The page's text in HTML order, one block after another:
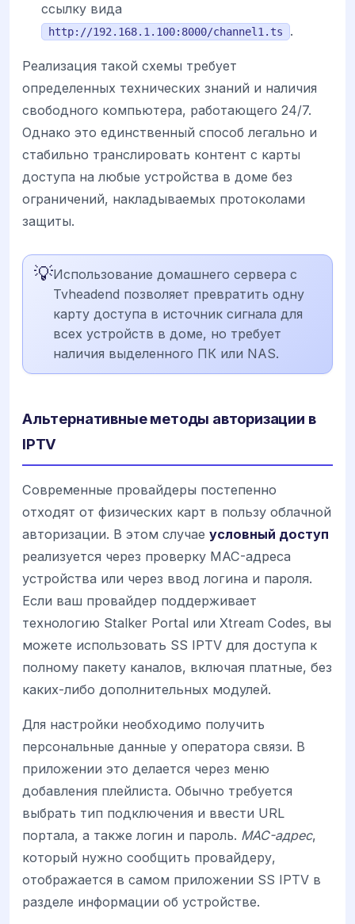
ссылку вида
http://192.168.1.100:8000/channel1.ts .
Реализация такой схемы требует
определенных технических знаний и наличия
свободного компьютера, работающего 24/7.
Однако это единственный способ легально и
стабильно транслировать контент с карты
доступа на любые устройства в доме без
ограничений, накладываемых протоколами
защиты.
💡Использование домашнего сервера с
Tvheadend позволяет превратить одну
карту доступа в источник сигнала для
всех устройств в доме, но требует
наличия выделенного ПК или NAS.
Альтернативные методы авторизации в
IPTV
Современные провайдеры постепенно
отходят от физических карт в пользу облачной
авторизации. В этом случае условный доступ
реализуется через проверку MAC-адреса
устройства или через ввод логина и пароля.
Если ваш провайдер поддерживает
технологию Stalker Portal или Xtream Codes, вы
можете использовать SS IPTV для доступа к
полному пакету каналов, включая платные, без
каких-либо дополнительных модулей.
Для настройки необходимо получить
персональные данные у оператора связи. В
приложении это делается через меню
добавления плейлиста. Обычно требуется
выбрать тип подключения и ввести URL
портала, а также логин и пароль. MAC-адрес,
который нужно сообщить провайдеру,
отображается в самом приложении SS IPTV в
разделе информации об устройстве.